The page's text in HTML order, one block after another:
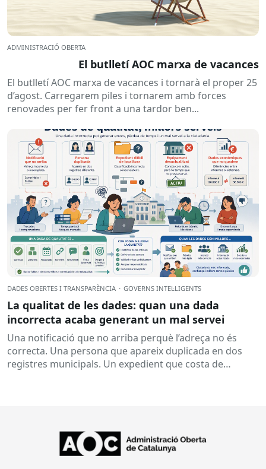
ADMINISTRACIÓ OBERTA
El butlletí AOC marxa de vacances
El butlletí AOC marxa de vacances i tornarà el proper 25
d’agost. Carregarem piles i tornarem amb forces
renovades per fer front a una tardor ben...
DADES OBERTES I TRANSPARÈNCIA · GOVERNS INTEL·LIGENTS
La qualitat de les dades: quan una dada
incorrecta acaba generant un mal servei
Una notificació que no arriba perquè l’adreça no és
correcta. Una persona que apareix duplicada en dos
registres municipals. Un expedient que costa de